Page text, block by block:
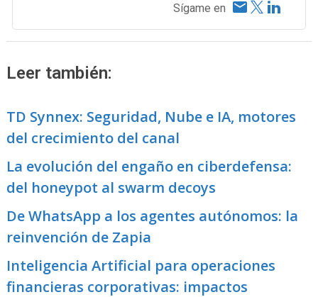
Sígame en
Leer también:
TD Synnex: Seguridad, Nube e IA, motores
del crecimiento del canal
La evolución del engaño en ciberdefensa:
del honeypot al swarm decoys
De WhatsApp a los agentes autónomos: la
reinvención de Zapia
Inteligencia Artificial para operaciones
financieras corporativas: impactos